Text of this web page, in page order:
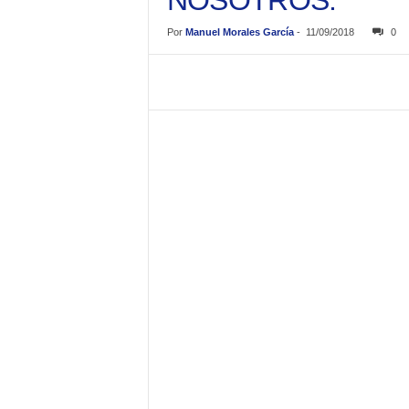
Por Manuel Morales García- 11/09/2018 0